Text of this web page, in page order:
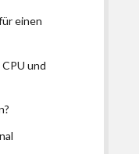
einen
und